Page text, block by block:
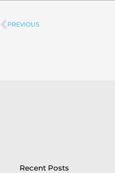
Prev
PREVIOUS
Recent Posts